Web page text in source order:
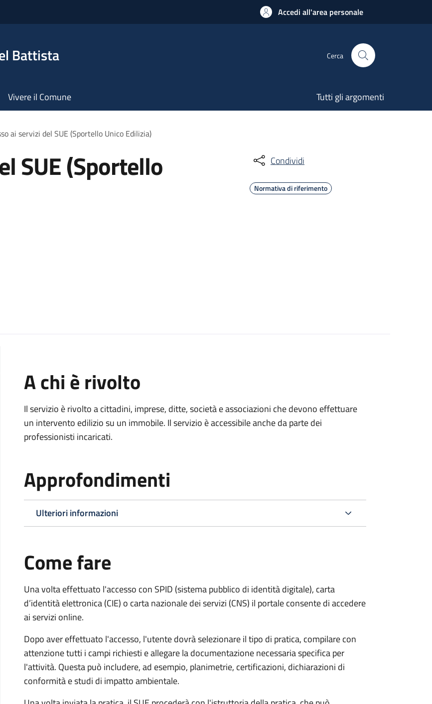
Accedi all'area personale
Battista Cerca
Vivere il Comune Tutti gli argomenti
ai servizi del SUE (Sportello Unico Edilizia)
SUE (Sportello Condividi
Normativa di riferimento
A chi è rivolto
Il servizio è rivolto a cittadini, imprese, ditte, società e associazioni che devono effettuare
un intervento edilizio su un immobile. Il servizio è accessibile anche da parte dei
professionisti incaricati.
Approfondimenti
Ulteriori informazioni
Come fare
Una volta effettuato l'accesso con SPID (sistema pubblico di identità digitale), carta
d’identità elettronica (CIE) o carta nazionale dei servizi (CNS) il portale consente di accedere
ai servizi online.
Dopo aver effettuato l'accesso, l'utente dovrà selezionare il tipo di pratica, compilare con
attenzione tutti i campi richiesti e allegare la documentazione necessaria specifica per
l'attività. Questa può includere, ad esempio, planimetrie, certificazioni, dichiarazioni di
conformità e studi di impatto ambientale.